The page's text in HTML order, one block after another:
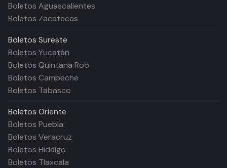
Boletos Aguascalientes
Boletos Zacatecas
Boletos Sureste
Boletos Yucatán
Boletos Quintana Roo
Boletos Campeche
Boletos Tabasco
Boletos Oriente
Boletos Puebla
Boletos Veracruz
Boletos Hidalgo
Boletos Tlaxcala